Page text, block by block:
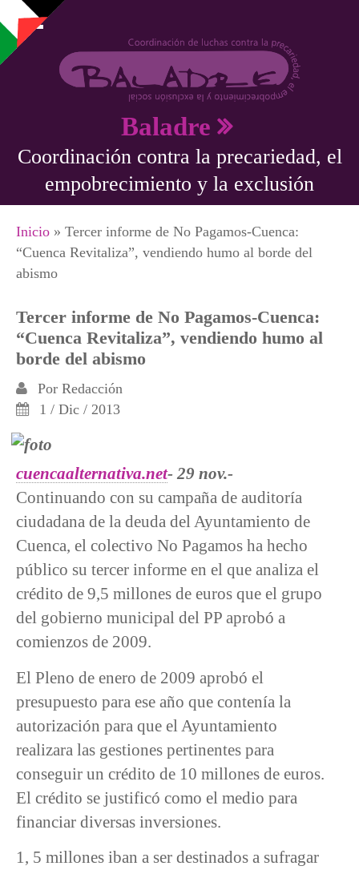
Pasar al contenido principal
Baladre
Coordinación contra la precariedad, el
empobrecimiento y la exclusión
Se encuentra usted aquí
Inicio » Tercer informe de No Pagamos-Cuenca:
“Cuenca Revitaliza”, vendiendo humo al borde del
abismo
Tercer informe de No Pagamos-Cuenca:
“Cuenca Revitaliza”, vendiendo humo al
borde del abismo
Por Redacción
1 / Dic / 2013
cuencaalternativa.net- 29 nov.-
Continuando con su campaña de auditoría
ciudadana de la deuda del Ayuntamiento de
Cuenca, el colectivo No Pagamos ha hecho
público su tercer informe en el que analiza el
crédito de 9,5 millones de euros que el grupo
del gobierno municipal del PP aprobó a
comienzos de 2009.
El Pleno de enero de 2009 aprobó el
presupuesto para ese año que contenía la
autorización para que el Ayuntamiento
realizara las gestiones pertinentes para
conseguir un crédito de 10 millones de euros.
El crédito se justificó como el medio para
financiar diversas inversiones.
1, 5 millones iban a ser destinados a sufragar